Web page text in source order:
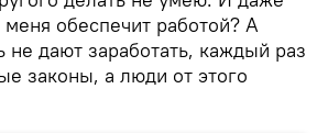
обеспечит работой? А
не дают заработать, каждый раз
законы, а люди от этого